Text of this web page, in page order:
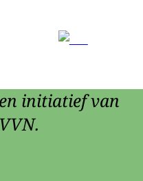
initiatief van